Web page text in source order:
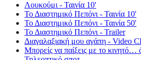
Λουκούμι - Ταινία 10'
Το Διαστημικό Πεπόνι - Ταινία 10'
Το Διαστημικό Πεπόνι - Ταινία 50'
Το Διαστημικό Πεπόνι - Trailer
Διαγαλαξιακή μου αγάπη - Video
Μπορείς να παίξεις με το κινητό…